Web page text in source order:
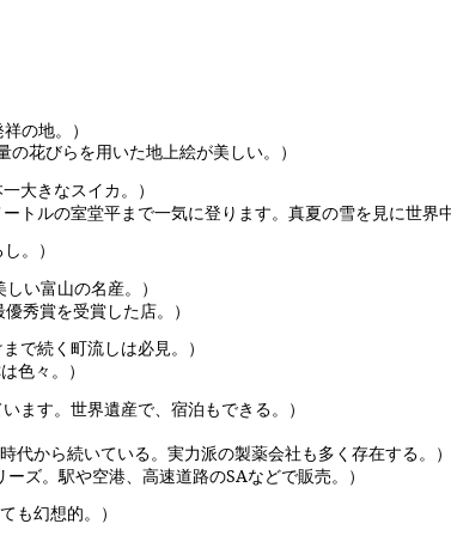
の地。）
花びらを用いた地上絵が美しい。）
大きなスイカ。）
ートルの室堂平まで一気に登ります。真夏の雪を見に世
。）
しい富山の名産。）
秀賞を受賞した店。）
で続く町流しは必見。）
色々。）
ます。世界遺産で、宿泊もできる。）
代から続いている。実力派の製薬会社も多く存在する。）
ズ。駅や空港、高速道路のSAなどで販売。）
も幻想的。）